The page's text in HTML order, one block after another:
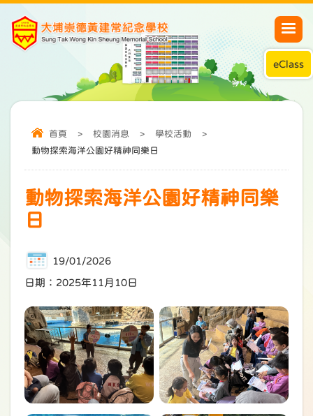
eClass
首頁 > 校園消息 > 學校活動
>
動物探索海洋公園好精神同樂日
動物探索海洋公園好精神同樂
日
19/01/2026
日期：2025年11月10日